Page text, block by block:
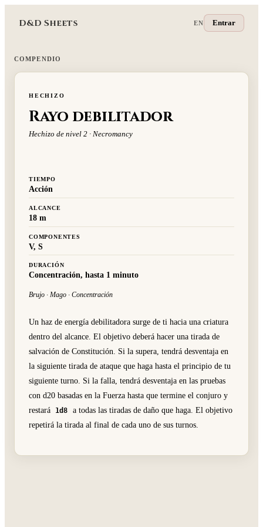
D&D Sheets EN Entrar
COMPENDIO
HECHIZO
Rayo debilitador
Hechizo de nivel 2 · Necromancy
TIEMPO
Acción
ALCANCE
18 m
COMPONENTES
V, S
DURACIÓN
Concentración, hasta 1 minuto
Brujo · Mago · Concentración
Un haz de energía debilitadora surge de ti hacia una criatura
dentro del alcance. El objetivo deberá hacer una tirada de
salvación de Constitución. Si la supera, tendrá desventaja en
la siguiente tirada de ataque que haga hasta el principio de tu
siguiente turno. Si la falla, tendrá desventaja en las pruebas
con d20 basadas en la Fuerza hasta que termine el conjuro y
restará
1d8
a todas las tiradas de daño que haga. El objetivo
repetirá la tirada al final de cada uno de sus turnos.